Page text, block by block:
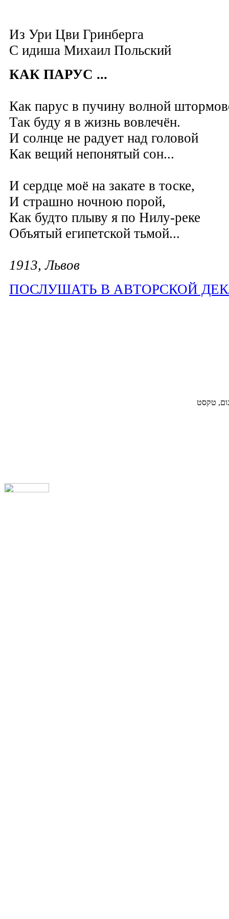
Из Ури Цви Гринберга
C идиша Михаил Польский
КАК ПАРУС ...
Как парус в пучину волной
Так буду я в жизнь вовлечён.
И солнце не радует над головой
Как вещий непонятый сон...
И сердце моё на закате в тоске,
И страшно ночною порой,
Как будто плыву я по Нилу-реке
Объятый египетской тьмой...
1913, Львов
ПОСЛУШАТЬ В АВТОРСКОЙ
טקסט